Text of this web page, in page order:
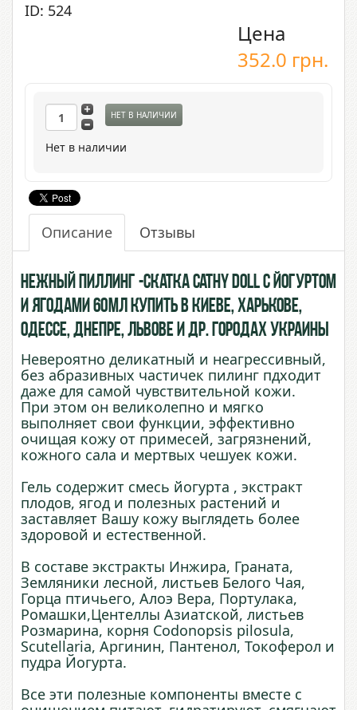
ID: 524
Цена
352.0 грн.
НЕТ В НАЛИЧИИ
Нет в наличии
Описание Отзывы
Нежный Пиллинг -скатка Cathy Doll с Йогуртом
и ягодами 60мл купить в Киеве, Харькове,
Одессе, Днепре, Львове и др. городах Украины
Невероятно деликатный и неагрессивный,
без абразивных частичек пилинг пдходит
даже для самой чувствительной кожи.
При этом он великолепно и мягко
выполняет свои функции, эффективно
очищая кожу от примесей, загрязнений,
кожного сала и мертвых чешуек кожи.
Гель содержит смесь йогурта , экстракт
плодов, ягод и полезных растений и
заставляет Вашу кожу выглядеть более
здоровой и естественной.
В составе экстракты Инжира, Граната,
Земляники лесной, листьев Белого Чая,
Горца птичьего, Алоэ Вера, Портулака,
Ромашки,Центеллы Азиатской, листьев
Розмарина, корня Codonopsis pilosula,
Scutellaria, Аргинин, Пантенол, Токоферол и
пудра Йогурта.
Все эти полезные компоненты вместе с